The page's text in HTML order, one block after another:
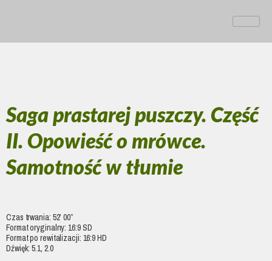
Saga prastarej puszczy. Część
II. Opowieść o mrówce.
Samotność w tłumie
Czas trwania: 52’ 00”
Format oryginalny: 16:9 SD
Format po rewitalizacji: 16:9 HD
Dźwięk: 5.1, 2.0